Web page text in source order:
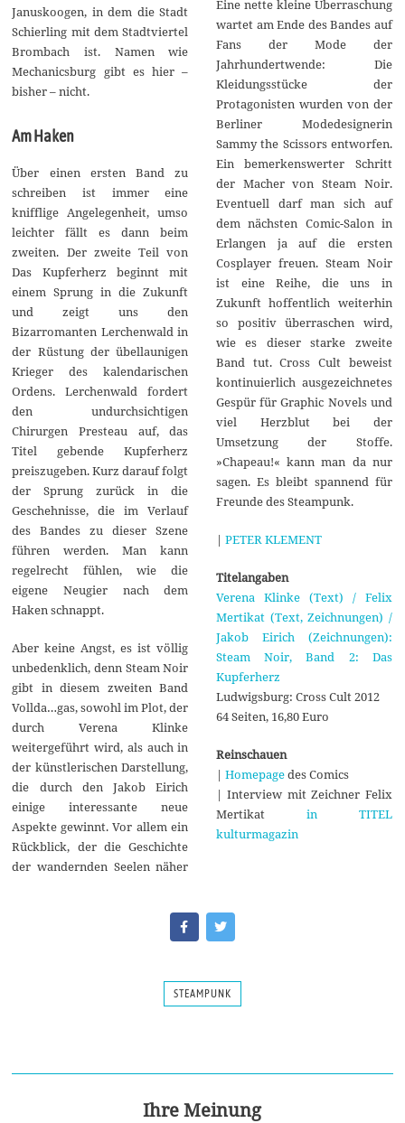
Januskoogen, in dem die Stadt
Schierling mit dem Stadtviertel
Brombach ist. Namen wie
Mechanicsburg gibt es hier –
bisher – nicht.
Am Haken
Über einen ersten Band zu
schreiben ist immer eine
knifflige Angelegenheit, umso
leichter fällt es dann beim
zweiten. Der zweite Teil von
Das Kupferherz beginnt mit
einem Sprung in die Zukunft
und zeigt uns den
Bizarromanten Lerchenwald in
der Rüstung der übellaunigen
Krieger des kalendarischen
Ordens. Lerchenwald fordert
den undurchsichtigen
Chirurgen Presteau auf, das
Titel gebende Kupferherz
preiszugeben. Kurz darauf folgt
der Sprung zurück in die
Geschehnisse, die im Verlauf
des Bandes zu dieser Szene
führen werden. Man kann
regelrecht fühlen, wie die
eigene Neugier nach dem
Haken schnappt.
Aber keine Angst, es ist völlig
unbedenklich, denn Steam Noir
gibt in diesem zweiten Band
Vollda…gas, sowohl im Plot, der
durch Verena Klinke
weitergeführt wird, als auch in
der künstlerischen Darstellung,
die durch den Jakob Eirich
einige interessante neue
Aspekte gewinnt. Vor allem ein
Rückblick, der die Geschichte
der wandernden Seelen näher
Eine nette kleine Überraschung
wartet am Ende des Bandes auf
Fans der Mode der
Jahrhundertwende: Die
Kleidungsstücke der
Protagonisten wurden von der
Berliner Modedesignerin
Sammy the Scissors entworfen.
Ein bemerkenswerter Schritt
der Macher von Steam Noir.
Eventuell darf man sich auf
dem nächsten Comic-Salon in
Erlangen ja auf die ersten
Cosplayer freuen. Steam Noir
ist eine Reihe, die uns in
Zukunft hoffentlich weiterhin
so positiv überraschen wird,
wie es dieser starke zweite
Band tut. Cross Cult beweist
kontinuierlich ausgezeichnetes
Gespür für Graphic Novels und
viel Herzblut bei der
Umsetzung der Stoffe.
»Chapeau!« kann man da nur
sagen. Es bleibt spannend für
Freunde des Steampunk.
| PETER KLEMENT
Titelangaben
Verena Klinke (Text) / Felix
Mertikat (Text, Zeichnungen) /
Jakob Eirich (Zeichnungen):
Steam Noir, Band 2: Das
Kupferherz
Ludwigsburg: Cross Cult 2012
64 Seiten, 16,80 Euro
Reinschauen
| Homepagedes Comics
| Interview mit Zeichner Felix
Mertikat in TITEL
kulturmagazin
STEAMPUNK
Ihre Meinung